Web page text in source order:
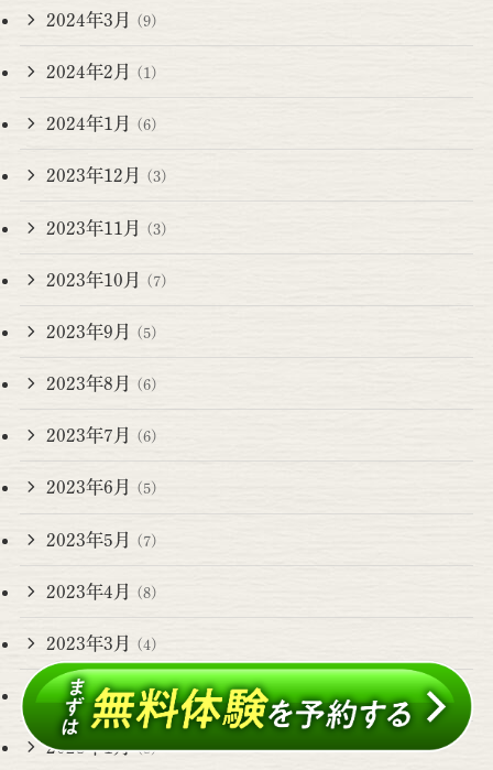
2024年3月 (9)
2024年2月 (1)
2024年1月 (6)
2023年12月 (3)
2023年11月 (3)
2023年10月 (7)
2023年9月 (5)
2023年8月 (6)
2023年7月 (6)
2023年6月 (5)
2023年5月 (7)
2023年4月 (8)
2023年3月 (4)
2023年2月(4)
2023年1月(8)